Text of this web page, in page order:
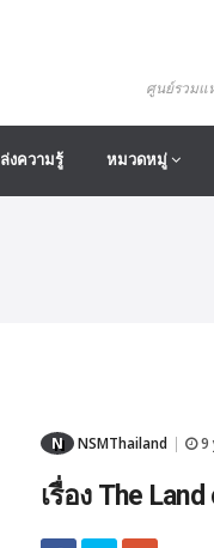
ศูนย์รวมแ
งความรู้ หมวดหมู่
N NSMThailand 9
เรื่อง The